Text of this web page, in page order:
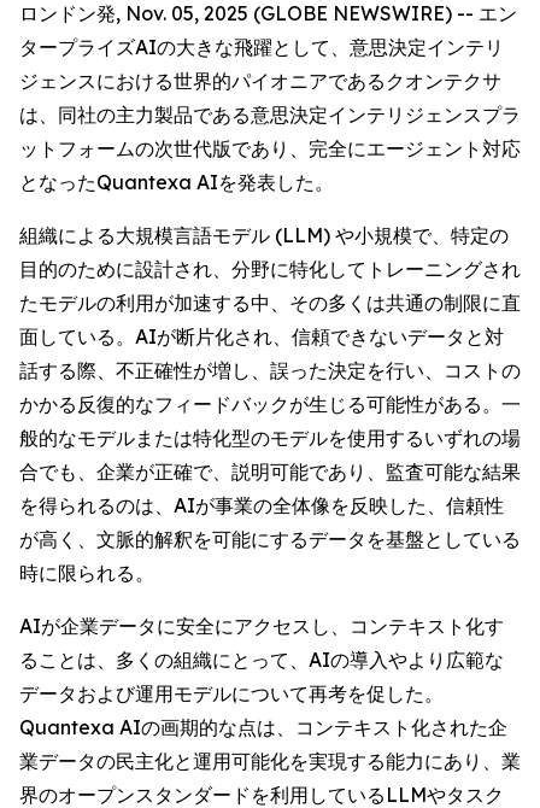
ロンドン発, Nov. 05, 2025 (GLOBE NEWSWIRE) -- エン
タープライズAIの大きな飛躍として、意思決定インテリ
ジェンスにおける世界的パイオニアであるクオンテクサ
は、同社の主力製品である意思決定インテリジェンスプラ
ットフォームの次世代版であり、完全にエージェント対応
となったQuantexa AIを発表した。
組織による大規模言語モデル (LLM) や小規模で、特定の
目的のために設計され、分野に特化してトレーニングされ
たモデルの利用が加速する中、その多くは共通の制限に直
面している。AIが断片化され、信頼できないデータと対
話する際、不正確性が増し、誤った決定を行い、コストの
かかる反復的なフィードバックが生じる可能性がある。一
般的なモデルまたは特化型のモデルを使用するいずれの場
合でも、企業が正確で、説明可能であり、監査可能な結果
を得られるのは、AIが事業の全体像を反映した、信頼性
が高く、文脈的解釈を可能にするデータを基盤としている
時に限られる。
AIが企業データに安全にアクセスし、コンテキスト化す
ることは、多くの組織にとって、AIの導入やより広範な
データおよび運用モデルについて再考を促した。
Quantexa AIの画期的な点は、コンテキスト化された企
業データの民主化と運用可能化を実現する能力にあり、業
界のオープンスタンダードを利用しているLLMやタスク